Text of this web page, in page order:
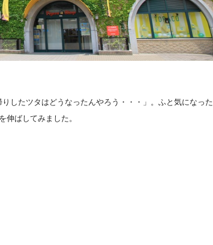
したツタはどうなったんやろう・・・」。ふと気になった
伸ばしてみました。